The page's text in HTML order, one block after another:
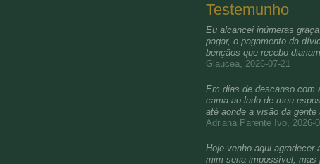
Testemunho
Eu alcancei inúmeras
pagar, o pagamento da
bençãos que recebo
Glaucea, 2026-07-21
Em dias de descanso com
cama ao lado de meu
até aonde a visão da gente
Adriana Parente Ivo, 2026-
Hoje venho aqui
mim seria impossível, mas